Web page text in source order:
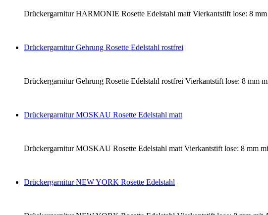
Drückergarnitur HARMONIE Rosette Edelstahl matt Vierkantstift lose: 8
Drückergarnitur Gehrung Rosette Edelstahl rostfrei
Drückergarnitur Gehrung Rosette Edelstahl rostfrei Vierkantstift lose: 8 mm
Drückergarnitur MOSKAU Rosette Edelstahl matt
Drückergarnitur MOSKAU Rosette Edelstahl matt Vierkantstift lose: 8 mm
Drückergarnitur NEW YORK Rosette Edelstahl